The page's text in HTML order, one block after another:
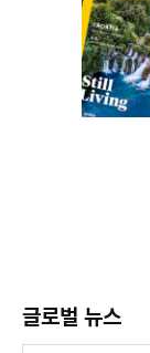
글로벌 뉴스